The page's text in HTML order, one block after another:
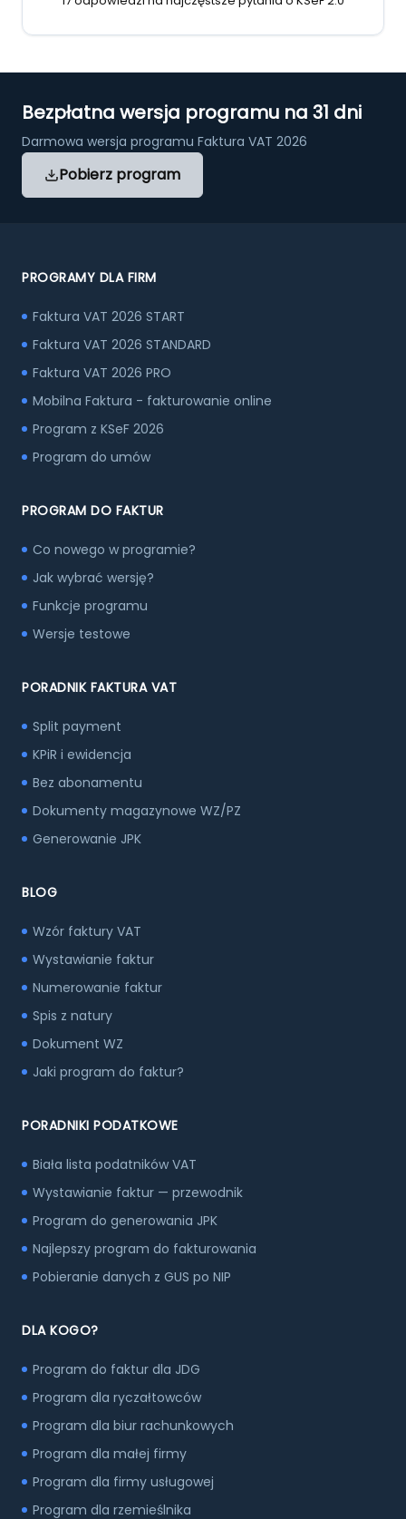
Bezpłatna wersja programu na 31 dni
Darmowa wersja programu Faktura VAT 2026
Pobierz program
PROGRAMY DLA FIRM
Faktura VAT 2026 START
Faktura VAT 2026 STANDARD
Faktura VAT 2026 PRO
Mobilna Faktura - fakturowanie online
Program z KSeF 2026
Program do umów
PROGRAM DO FAKTUR
Co nowego w programie?
Jak wybrać wersję?
Funkcje programu
Wersje testowe
PORADNIK FAKTURA VAT
Split payment
KPiR i ewidencja
Bez abonamentu
Dokumenty magazynowe WZ/PZ
Generowanie JPK
BLOG
Wzór faktury VAT
Wystawianie faktur
Numerowanie faktur
Spis z natury
Dokument WZ
Jaki program do faktur?
PORADNIKI PODATKOWE
Biała lista podatników VAT
Wystawianie faktur — przewodnik
Program do generowania JPK
Najlepszy program do fakturowania
Pobieranie danych z GUS po NIP
DLA KOGO?
Program do faktur dla JDG
Program dla ryczałtowców
Program dla biur rachunkowych
Program dla małej firmy
Program dla firmy usługowej
Program dla rzemieślnika